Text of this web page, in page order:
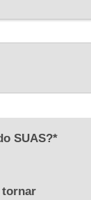
SUAS?*
tornar